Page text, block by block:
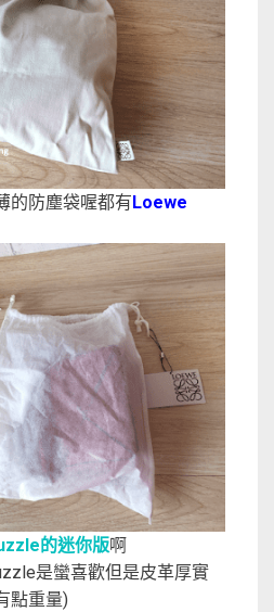
的防塵袋喔都有 Loewe
的迷你版啊
是蠻喜歡但是皮革厚實
點重量)